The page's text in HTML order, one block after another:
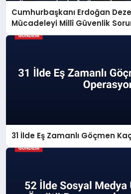
Cumhurbaşkanı Erdoğan
Mücadeleyi Millî Güvenlik
31 İlde Eş Zamanlı Göçmen